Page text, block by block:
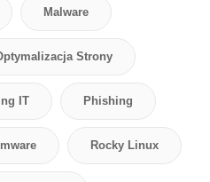
Malware
Strony
IT Phishing
Rocky Linux